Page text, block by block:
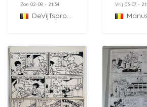
Zon 02-08 - 21:34
DeVijfsprong
1983
Vrij 03-07 -